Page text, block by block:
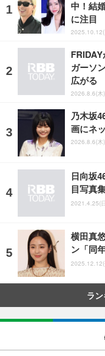
中！結
に注目
ガーソ
広がる
2026.8.6(木
乃木坂
画にネ
2026.8.6(木
日向坂
目写真
2021.4.25(
横田真
ン「同
ラ